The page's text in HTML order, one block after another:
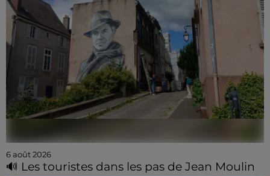
6 août 2026
🔊 Les touristes dans les pas de Jean Moulin